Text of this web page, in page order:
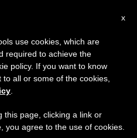
×
haremos la pausa
el periodo de verano
y también el
x
use cookies, which are
required to achieve the
policy. If you want to know
all or some of the cookies,
this page, clicking a link or
you agree to the use of cookies.